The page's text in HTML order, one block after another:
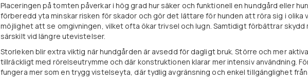
Placeringen på tomten påverkar i hög grad hur säker och funktionell en hundgård eller
förberedd yta minskar risken för skador och gör det lättare för hunden att röra sig i olika
möjlighet att se omgivningen, vilket ofta ökar trivsel och lugn. Samtidigt förbättrar
särskilt vid längre utevistelser.
Storleken blir extra viktig när hundgården är avsedd för dagligt bruk. Större och mer
tillräckligt med rörelseutrymme och där konstruktionen klarar mer intensiv användning.
fungera mer som en trygg vistelseyta, där tydlig avgränsning och enkel tillgänglighet